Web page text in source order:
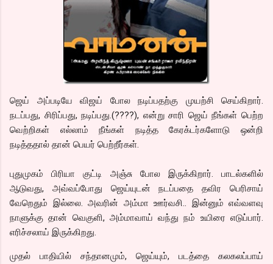
ஜெய் அப்படியே விஜய் போல நடிப்பதற்கு முயற்சி செய்கிறார்.
நடப்பது, சிரிப்பது, நடிப்பது.(????), என்று சாரி ஜெய் நீங்கள் பெற்ற
வெற்றிகள் எல்லாம் நீங்கள் நடித்த கேரக்டர்களோடு ஒன்றி
நடித்ததால் தான் பெயர் பெற்றீர்கள்.
புதுமுகம் பிரியா குட்டி அஞ்சு போல இருக்கிறார். பாடல்களில்
ஆடுவது, அவ்வப்போது ஜெய்யுடன் நடப்பதை தவிர பெரிசாய்
வேறெதும் இல்லை. அவரின் அம்மா ஊர்வசி.. இன்னும் எவ்வளவு
நாளுக்கு தான் வெகுளி, அம்மாவாய் வந்து நம் உயிரை எடுப்பார்.
எரிச்சலாய் இருக்கிறது.
முதல் பாதியில் சந்தானமும், ஜெய்யும், படத்தை கலகலப்பாய்